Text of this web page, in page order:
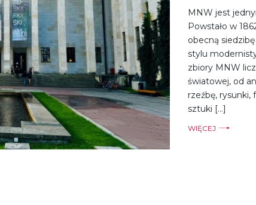
MNW jest
Powstało w
obecną
stylu
zbiory MNW
światowej, od
rzeźbę,
sztuki […]
WIĘCEJ